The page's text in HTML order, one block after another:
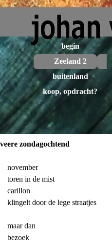
Ga naar de inhoud
begin
Zeeland 2
buitenland
koop, opdracht?
veere zondagochtend
november
toren in de mist
carillon
klingelt door de lege straatjes
maar dan
bezoek